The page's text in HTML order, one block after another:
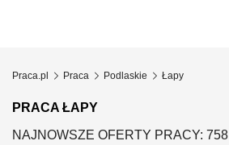
Praca.pl Praca Podlaskie Łapy
PRACA ŁAPY
NAJNOWSZE OFERTY PRACY: 758